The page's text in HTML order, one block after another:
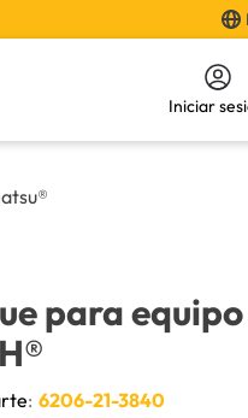
Iniciar
para
: 6206-21-3840